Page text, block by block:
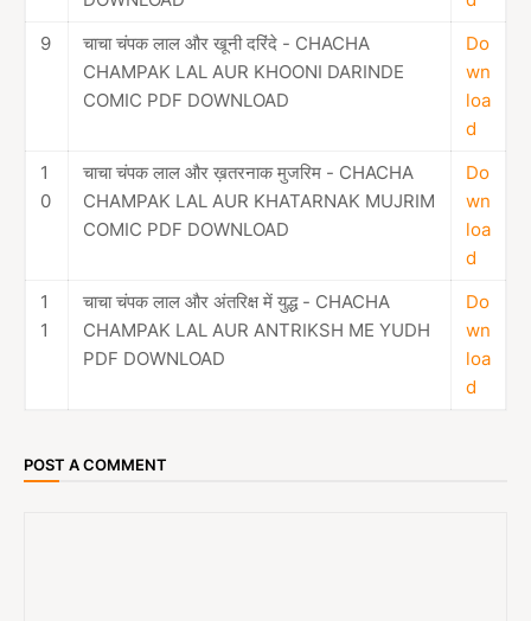
9
चाचा चंपक लाल और खूनी दरिंदे - CHACHA
CHAMPAK LAL AUR KHOONI DARINDE
COMIC PDF DOWNLOAD
Do
wn
loa
d
1
0
चाचा चंपक लाल और ख़तरनाक मुजरिम - CHACHA
CHAMPAK LAL AUR KHATARNAK MUJRIM
COMIC PDF DOWNLOAD
Do
wn
loa
d
1
1
चाचा चंपक लाल और अंतरिक्ष में युद्ध - CHACHA
CHAMPAK LAL AUR ANTRIKSH ME YUDH
PDF DOWNLOAD
Do
wn
loa
d
POST A COMMENT